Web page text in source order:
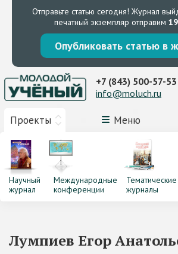
Отправьте статью сегодня! Журнал
печатный экземпляр отправим
Опубликовать статью в
Проекты Меню
+7 (843) 500-57-53
info@moluch.ru
Научный
журнал
Международные
конференции
Тематические
журналы
Лумпиев Егор